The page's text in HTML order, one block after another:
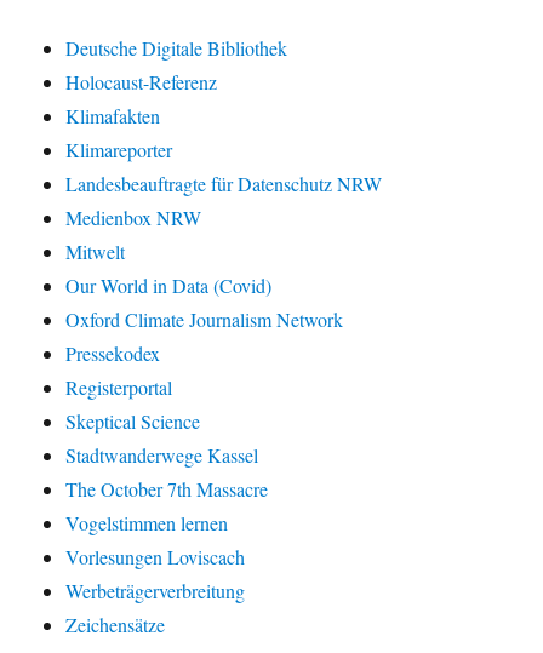
Deutsche Digitale Bibliothek
Holocaust-Referenz
Klimafakten
Klimareporter
Landesbeauftragte für Datenschutz NRW
Medienbox NRW
Mitwelt
Our World in Data (Covid)
Oxford Climate Journalism Network
Pressekodex
Registerportal
Skeptical Science
Stadtwanderwege Kassel
The October 7th Massacre
Vogelstimmen lernen
Vorlesungen Loviscach
Werbeträgerverbreitung
Zeichensätze